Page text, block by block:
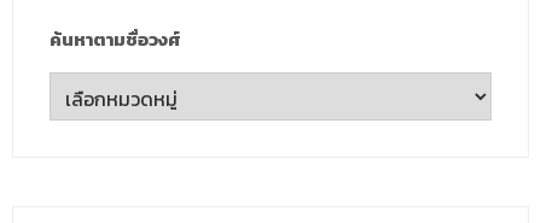
ค้นหาตามชื่อวงศ์
ค้นหา
ตาม